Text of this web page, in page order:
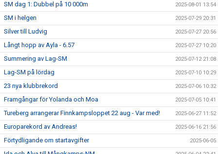
SM dag 1: Dubbel på 10 000m 2025-08-01 13:54
SM i helgen 2025-07-29 20:31
Silver till Ludvig 2025-07-27 20:56
Långt hopp av Ayla - 6.57 2025-07-27 10:20
Summering av Lag-SM 2025-07-12 21:08
Lag-SM på lördag 2025-07-10 10:29
23 nya klubbrekord 2025-07-06 10:32
Framgångar för Yolanda och Moa 2025-07-05 10:41
Tureberg arrangerar Finnkampsloppet 22 aug - Var med! 2025-06-27 11:52
Europarekord av Andreas! 2025-06-16 21:56
Förtydligande om startavgifter 2025-06-05